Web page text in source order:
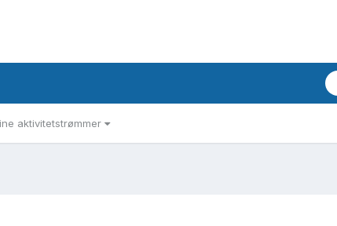
aktivitetstrømmer